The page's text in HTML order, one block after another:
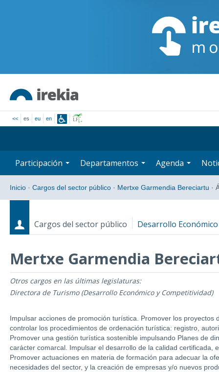
<< es eu en
Participación Departamentos Agenda
Inicio · Cargos del sector público · Mertxe Garmendia Bereciartu ·
Cargos del sector público Desarrollo
Mertxe Garmendia
CargosFecha de inicio - Fecha fin
Otros cargos en las últimas legislaturas:
Directora de Turismo (Desarrollo Económico y Competitividad)
Impulsar acciones de promoción turística. Promover los
controlar los procedimientos de ordenación turística: registro,
Promover una gestión turística sostenible impulsando Planes de
carácter comarcal. Impulsar el desarrollo de la calidad certificada,
Promover actuaciones en materia de formación para adecuar la
necesidades del sector, y la creación de empresas y/o nuevos